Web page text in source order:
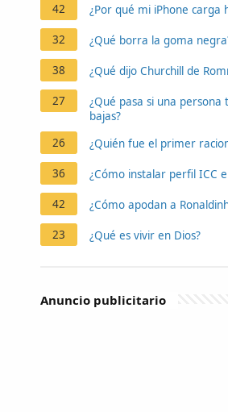
42 ¿Por qué mi iPhone carga
32 ¿Qué borra la goma
38 ¿Qué dijo Churchill de
27
¿Qué pasa si una persona
bajas?
26
¿Quién fue el primer
36 ¿Cómo instalar perfil ICC
42 ¿Cómo apodan a
23 ¿Qué es vivir en Dios?
Anuncio publicitario